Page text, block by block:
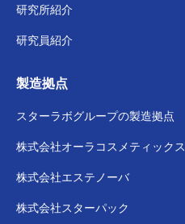
研究所紹介
研究員紹介
製造拠点
スターラボグループの製造拠点
株式会社オーラコスメティックス
株式会社エステノーバ
株式会社スターパック